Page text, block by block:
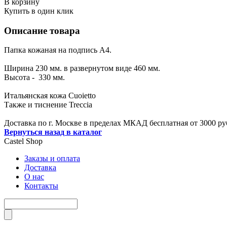
Купить в один клик
Описание товара
Папка кожаная на подпись А4.
Ширина 230 мм. в развернутом виде 460 мм.
Высота - 330 мм.
Итальянская кожа Cuoietto
Также и тиснение Treccia
Доставка по г. Москве в пределах МКАД бесплатная от 3000
Вернуться назад в каталог
Castel Shop
Заказы и оплата
Доставка
О нас
Контакты